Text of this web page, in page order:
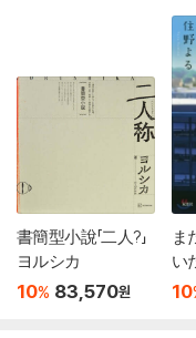
書簡型小說「二人?」
ヨルシカ
10% 83,570원
ま
い
10